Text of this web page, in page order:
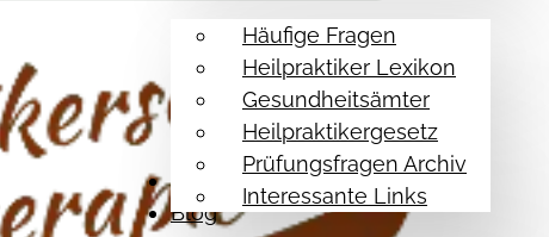
Häufige Fragen
Heilpraktiker Lexikon
Gesundheitsämter
Heilpraktikergesetz
Prüfungsfragen Archiv
Interessante Links
Referenzen
Blog